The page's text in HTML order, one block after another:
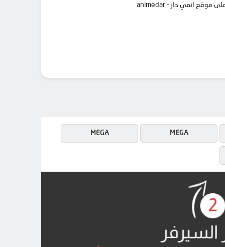
MEGA
MEGA